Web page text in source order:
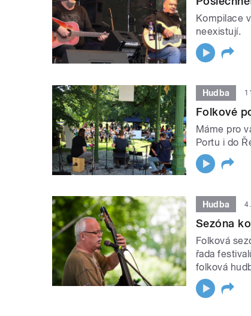
Kompilace
neexistují.
Hudba
Folkové
Máme pro
Portu i do
Hudba
Sezóna
Folková
řada
folková